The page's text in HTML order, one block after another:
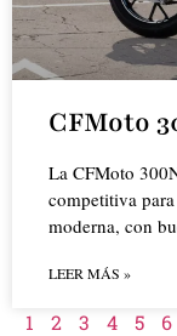
CFMoto
La CFMoto
competitiva
moderna, con
LEER MÁS »
1 2 3 4 5 6